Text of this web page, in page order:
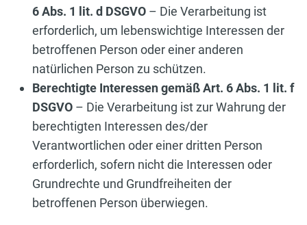
6 Abs. 1 lit. d DSGVO – Die Verarbeitung ist
erforderlich, um lebenswichtige Interessen der
betroffenen Person oder einer anderen
natürlichen Person zu schützen.
Berechtigte Interessen gemäß Art. 6 Abs. 1 lit. f
DSGVO – Die Verarbeitung ist zur Wahrung der
berechtigten Interessen des/der
Verantwortlichen oder einer dritten Person
erforderlich, sofern nicht die Interessen oder
Grundrechte und Grundfreiheiten der
betroffenen Person überwiegen.